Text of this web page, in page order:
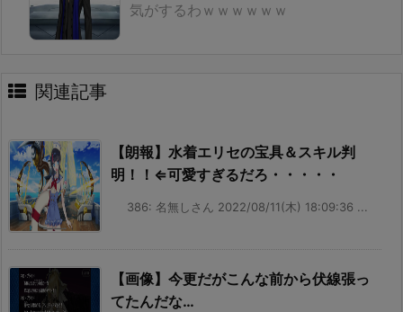
気がするわｗｗｗｗｗｗ
関連記事
【朗報】水着エリセの宝具＆スキル判
明！！⇐可愛すぎるだろ・・・・・
386: 名無しさん 2022/08/11(木) 18:09:36 ...
【画像】今更だがこんな前から伏線張っ
てたんだな…